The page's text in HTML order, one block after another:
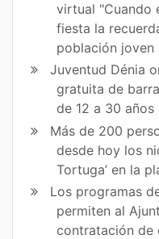
bo
ok
er
virtual "Cuando
fiesta la
población joven
Juventud Dénia
gratuita de
de 12 a 30 años
Más de 200
desde hoy los
Tortuga’ en la
Los programas
permiten al
contratación de